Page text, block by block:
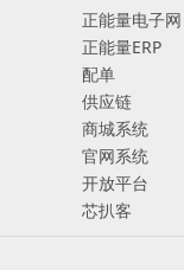
正能量电子网
正能量ERP
配单
供应链
商城系统
官网系统
开放平台
芯扒客